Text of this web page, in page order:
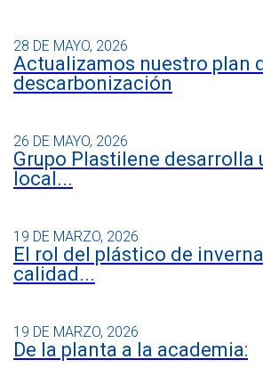
28 DE MAYO, 2026
Actualizamos nuestro plan
descarbonización
26 DE MAYO, 2026
Grupo Plastilene desarrolla
local...
19 DE MARZO, 2026
El rol del plástico de
calidad...
19 DE MARZO, 2026
De la planta a la academia: